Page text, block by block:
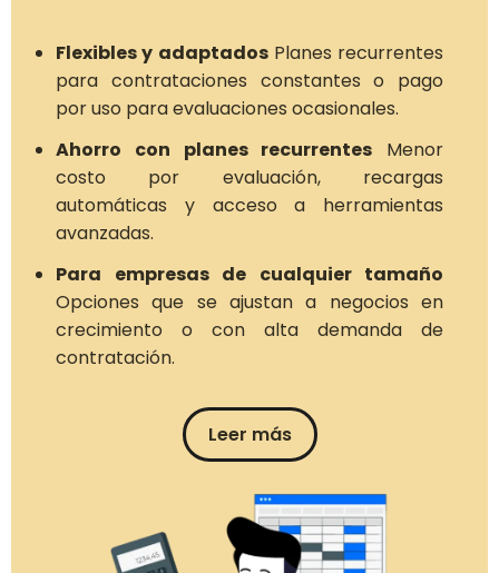
Flexibles y adaptadosPlanes recurrentes
para contrataciones constantes o pago
por uso para evaluaciones ocasionales.
Ahorro con planes recurrentes Menor
costo por evaluación, recargas
automáticas y acceso a herramientas
avanzadas.
Para empresas de cualquier tamaño
Opciones que se ajustan a negocios en
crecimiento o con alta demanda de
contratación.
Leer más